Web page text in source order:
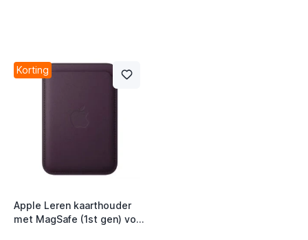
Korting
Apple Leren kaarthouder
met MagSafe (1st gen) voor